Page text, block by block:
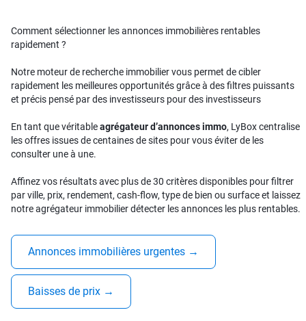
Comment sélectionner les annonces immobilières rentables
rapidement ?
Notre moteur de recherche immobilier vous permet de cibler
rapidement les meilleures opportunités grâce à des filtres puissants
et précis pensé par des investisseurs pour des investisseurs
En tant que véritableagrégateur d’annonces immo, LyBox centralise
les offres issues de centaines de sites pour vous éviter de les
consulter une à une.
Affinez vos résultats avec plus de 30 critères disponibles pour filtrer
par ville, prix, rendement, cash-flow, type de bien ou surface et laissez
notre agrégateur immobilier détecter les annonces les plus rentables.
Annonces immobilières urgentes →
Baisses de prix →